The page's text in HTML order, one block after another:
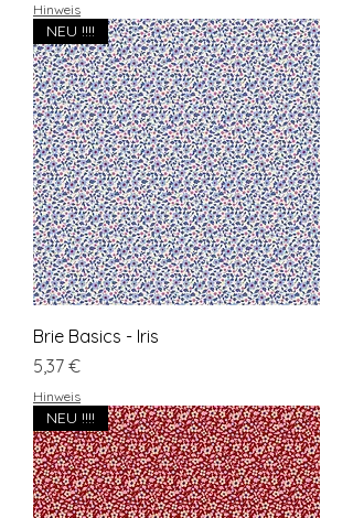
Hinweis
NEU !!!!
Brie Basics - Iris
Preis
5,37 €
Hinweis
NEU !!!!